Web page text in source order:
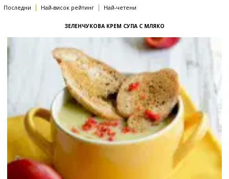
Последни | Най-висок рейтинг | Най-четени
ЗЕЛЕНЧУКОВА КРЕМ СУПА С МЛЯКО